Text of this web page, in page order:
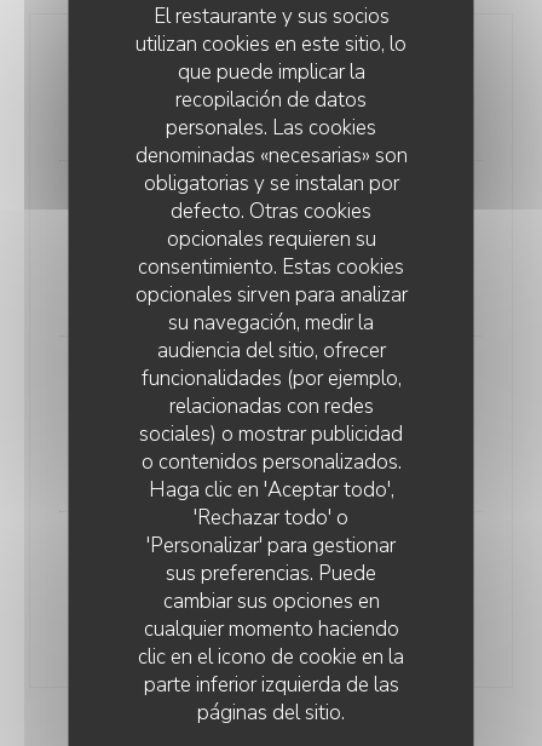
El restaurante y sus socios
utilizan cookies en este sitio, lo
que puede implicar la
recopilación de datos
personales. Las cookies
denominadas «necesarias» son
obligatorias y se instalan por
defecto. Otras cookies
opcionales requieren su
consentimiento. Estas cookies
opcionales sirven para analizar
su navegación, medir la
audiencia del sitio, ofrecer
funcionalidades (por ejemplo,
relacionadas con redes
sociales) o mostrar publicidad
o contenidos personalizados.
Haga clic en 'Aceptar todo',
'Rechazar todo' o
'Personalizar' para gestionar
sus preferencias. Puede
cambiar sus opciones en
cualquier momento haciendo
clic en el icono de cookie en la
parte inferior izquierda de las
páginas del sitio.
LA PÊCHE
Autour des thés : Fumé, fermenté, floral, herbacé
14,00 EUR
LE CHOCOLAT
Autour du café
Lista de alérgenos
14,00 EUR
LE "TROU NORMAND"
Sorbet prune, Umeshu
Lista de alérgenos
12,00 EUR
ASSIETTE DE FROMAGES
Sélection de fromages affinés par l'Essentiel à Saint-
Vaast
12,00 EUR